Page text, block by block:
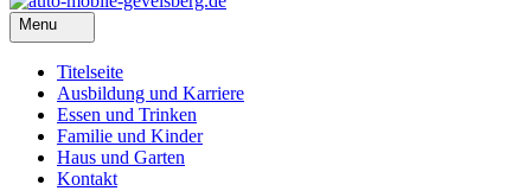
Menu
Titelseite
Ausbildung und Karriere
Essen und Trinken
Familie und Kinder
Haus und Garten
Kontakt